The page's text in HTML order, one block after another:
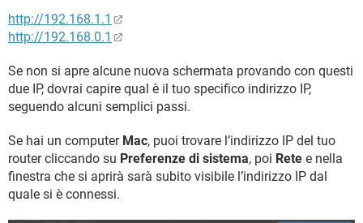
http://192.168.1.1
http://192.168.0.1
Se non si apre alcune nuova schermata provando con questi
due IP, dovrai capire qual è il tuo specifico indirizzo IP,
seguendo alcuni semplici passi.
Se hai un computer Mac, puoi trovare l’indirizzo IP del tuo
router cliccando su Preferenze di sistema, poi Rete e nella
finestra che si aprirà sarà subito visibile l’indirizzo IP dal
quale si è connessi.